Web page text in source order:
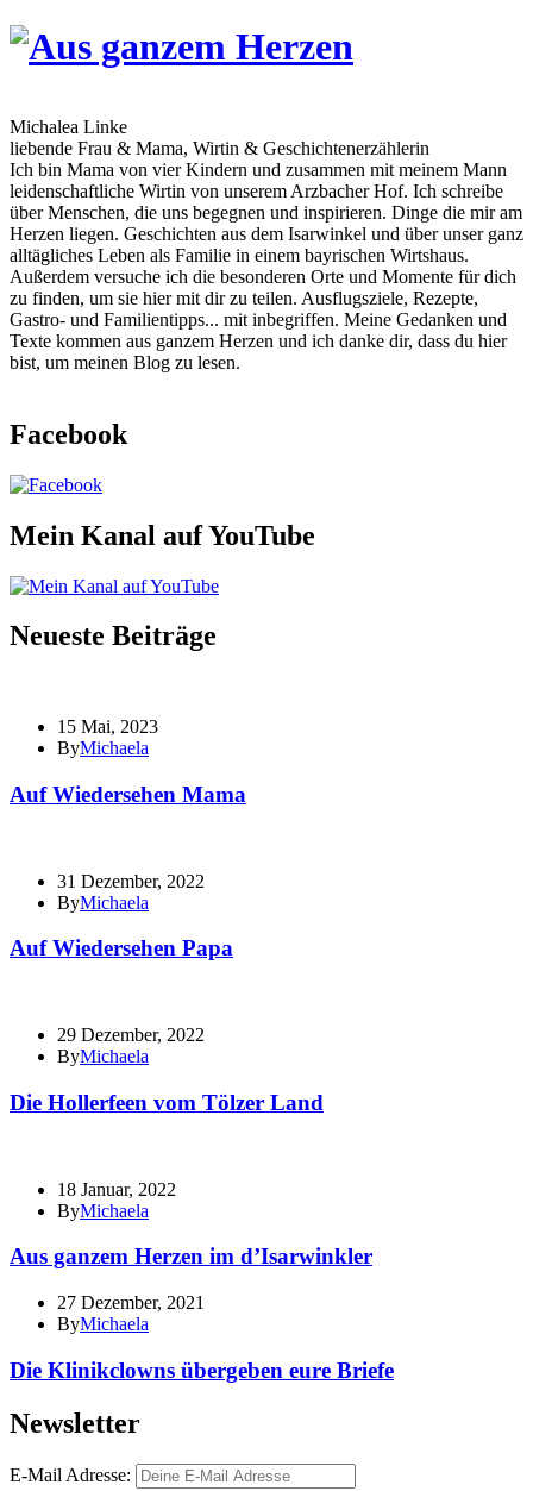
Skip
Michalea Linke
liebende Frau & Mama, Wirtin & Geschichtenerzählerin
Ich bin Mama von vier Kindern und zusammen mit meinem Mann
leidenschaftliche Wirtin von unserem Arzbacher Hof. Ich schreibe
über Menschen, die uns begegnen und inspirieren. Dinge die mir am
Herzen liegen. Geschichten aus dem Isarwinkel und über unser ganz
alltägliches Leben als Familie in einem bayrischen Wirtshaus.
Außerdem versuche ich die besonderen Orte und Momente für dich
zu finden, um sie hier mit dir zu teilen. Ausflugsziele, Rezepte,
Gastro- und Familientipps... mit inbegriffen. Meine Gedanken und
Texte kommen aus ganzem Herzen und ich danke dir, dass du hier
bist, um meinen Blog zu lesen.
Facebook
Mein Kanal auf YouTube
Neueste Beiträge
15 Mai, 2023
ByMichaela
Auf Wiedersehen Mama
31 Dezember, 2022
ByMichaela
Auf Wiedersehen Papa
29 Dezember, 2022
ByMichaela
Die Hollerfeen vom Tölzer Land
18 Januar, 2022
ByMichaela
Aus ganzem Herzen im d’Isarwinkler
27 Dezember, 2021
ByMichaela
Die Klinikclowns übergeben eure Briefe
Newsletter
E-Mail Adresse: